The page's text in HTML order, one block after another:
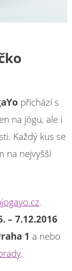
přichází s
na jógu, ale i
Každý kus se
na nejvyšší
.
– 7.12.2016
1 a nebo
.